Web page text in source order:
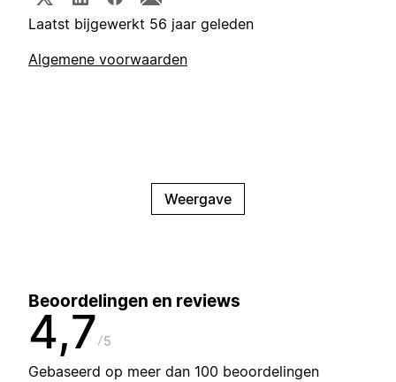
Laatst bijgewerkt 56 jaar geleden
Algemene voorwaarden
Weergave
Beoordelingen en reviews
4,7 5
Gebaseerd op meer dan 100 beoordelingen